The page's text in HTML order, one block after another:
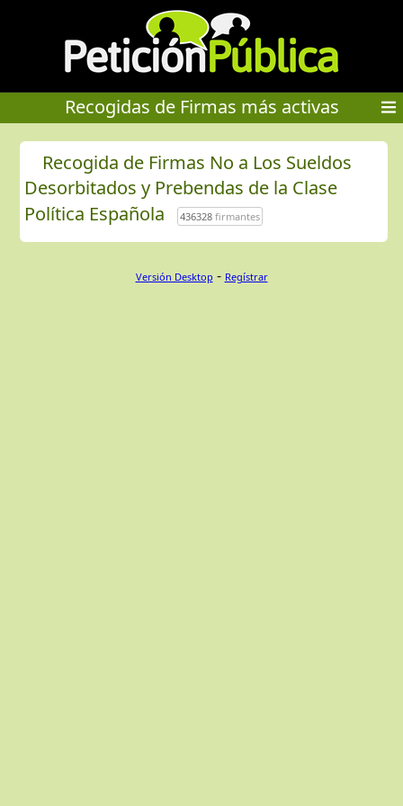
Recogidas de Firmas más activas
Recogida de Firmas No a Los Sueldos
Desorbitados y Prebendas de la Clase
Política Española
436328firmantes
Versión Desktop - Regístrar